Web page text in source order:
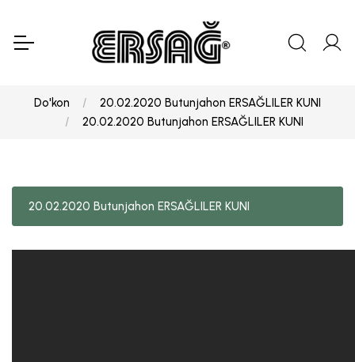
Do'kon
20.02.2020 Butunjahon ERSAĞLILER KUNI
20.02.2020 Butunjahon ERSAĞLILER KUNI
20.02.2020 Butunjahon ERSAĞLILER KUNI